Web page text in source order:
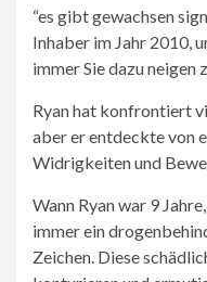
“es gibt gewachsen
Inhaber im Jahr 2010,
immer Sie dazu neigen
Ryan hat konfrontiert
aber er entdeckte von
Widrigkeiten und
Wann Ryan war 9
immer ein
Zeichen. Diese